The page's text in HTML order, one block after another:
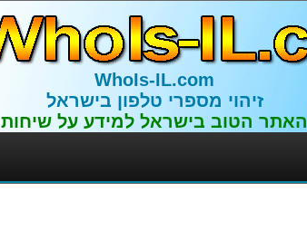
WhoIs-IL.com
זיהוי מספרי טלפון בישראל
האתר הטוב בישראל למידע על שיחות